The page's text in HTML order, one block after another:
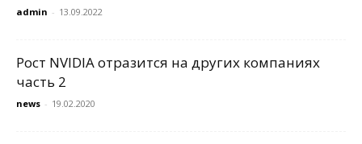
admin - 13.09.2022
Рост NVIDIA отразится на других компаниях
часть 2
news - 19.02.2020